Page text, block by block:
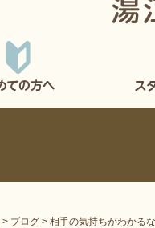
> ブログ > 相手の気持ちがわかる